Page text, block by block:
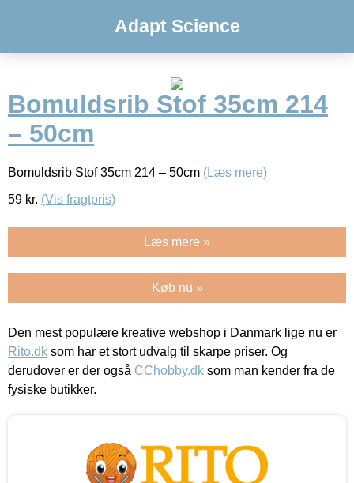
Adapt Science
Bomuldsrib Stof 35cm 214
– 50cm
Bomuldsrib Stof 35cm 214 – 50cm (Læs mere)
59 kr. (Vis fragtpris)
Læs mere »
Køb nu »
Den mest populære kreative webshop i Danmark lige nu er
Rito.dk som har et stort udvalg til skarpe priser. Og
derudover er der også CChobby.dk som man kender fra de
fysiske butikker.